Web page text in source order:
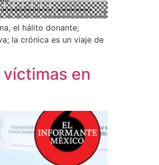
el hálito donante;
la crónica es un viaje de
en